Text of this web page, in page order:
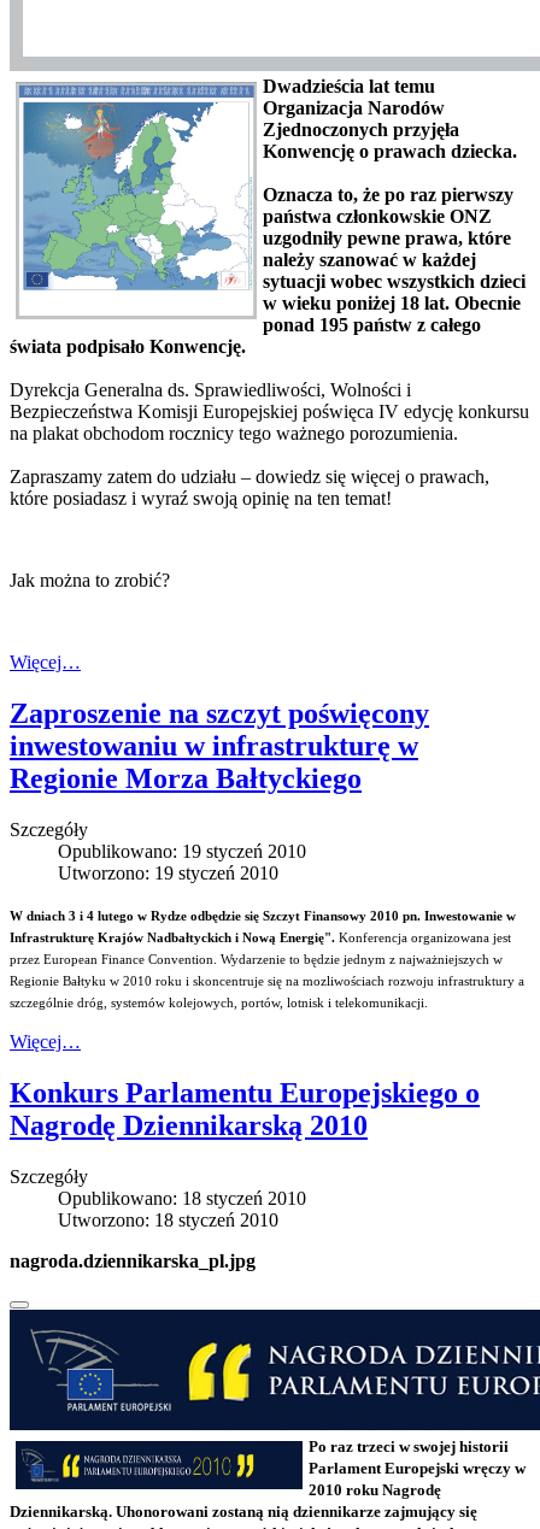
Dwadzieścia lat temu
Organizacja Narodów
Zjednoczonych przyjęła
Konwencję o prawach dziecka.
Oznacza to, że po raz pierwszy
państwa członkowskie ONZ
uzgodniły pewne prawa, które
należy szanować w każdej
sytuacji wobec wszystkich dzieci
w wieku poniżej 18 lat. Obecnie
ponad 195 państw z całego
świata podpisało Konwencję.
Dyrekcja Generalna ds. Sprawiedliwości, Wolności i
Bezpieczeństwa Komisji Europejskiej poświęca IV edycję konkursu
na plakat obchodom rocznicy tego ważnego porozumienia.
Zapraszamy zatem do udziału – dowiedz się więcej o prawach,
które posiadasz i wyraź swoją opinię na ten temat!
Jak można to zrobić?
Więcej…
Zaproszenie na szczyt poświęcony
inwestowaniu w infrastrukturę w
Regionie Morza Bałtyckiego
Szczegóły
Opublikowano: 19 styczeń 2010
Utworzono: 19 styczeń 2010
W dniach 3 i 4 lutego w Rydze odbędzie się Szczyt Finansowy 2010 pn. Inwestowanie w
Infrastrukturę Krajów Nadbałtyckich i Nową Energię". Konferencja organizowana jest
przez European Finance Convention. Wydarzenie to będzie jednym z najważniejszych w
Regionie Bałtyku w 2010 roku i skoncentruje się na mozliwościach rozwoju infrastruktury a
szczególnie dróg, systemów kolejowych, portów, lotnisk i telekomunikacji.
Więcej…
Konkurs Parlamentu Europejskiego o
Nagrodę Dziennikarską 2010
Szczegóły
Opublikowano: 18 styczeń 2010
Utworzono: 18 styczeń 2010
nagroda.dziennikarska_pl.jpg
Po raz trzeci w swojej historii
Parlament Europejski wręczy w
2010 roku Nagrodę
Dziennikarską. Uhonorowani zostaną nią dziennikarze zajmujący się